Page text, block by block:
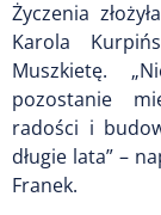
Życzenia
Karola
Muszkietę.
pozostanie
radości i
długie lata” –
Franek.